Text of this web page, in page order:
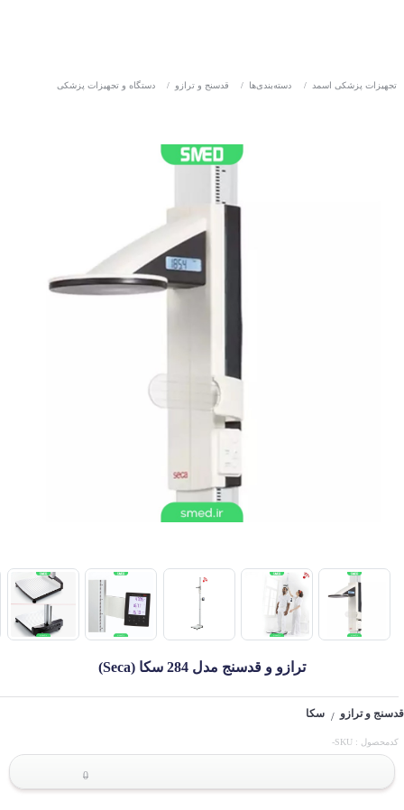
تجهیزات پزشکی اسمد / دسته‌بندی‌ها / قدسنج و ترازو / دستگاه و تجهیزات پزشکی
ترازو و قدسنج مدل 284 سکا (Seca)
قدسنج و ترازو / سکا
کدمحصول : SKU-
0